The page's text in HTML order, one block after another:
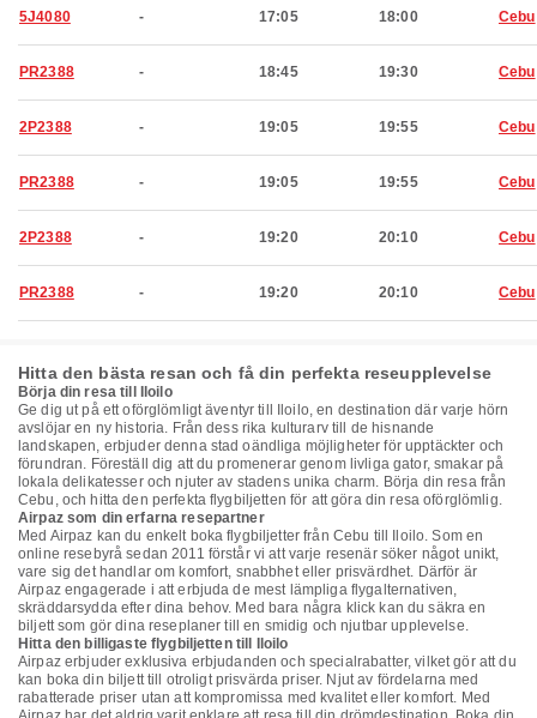
5J4080 - 17:05 18:00 Cebu
PR2388 - 18:45 19:30 Cebu
2P2388 - 19:05 19:55 Cebu
PR2388 - 19:05 19:55 Cebu
2P2388 - 19:20 20:10 Cebu
PR2388 - 19:20 20:10 Cebu
Hitta den bästa resan och få din perfekta reseupplevelse
Börja din resa till Iloilo
Ge dig ut på ett oförglömligt äventyr till Iloilo, en destination där varje hörn
avslöjar en ny historia. Från dess rika kulturarv till de hisnande
landskapen, erbjuder denna stad oändliga möjligheter för upptäckter och
förundran. Föreställ dig att du promenerar genom livliga gator, smakar på
lokala delikatesser och njuter av stadens unika charm. Börja din resa från
Cebu, och hitta den perfekta flygbiljetten för att göra din resa oförglömlig.
Airpaz som din erfarna resepartner
Med Airpaz kan du enkelt boka flygbiljetter från Cebu till Iloilo. Som en
online resebyrå sedan 2011 förstår vi att varje resenär söker något unikt,
vare sig det handlar om komfort, snabbhet eller prisvärdhet. Därför är
Airpaz engagerade i att erbjuda de mest lämpliga flygalternativen,
skräddarsydda efter dina behov. Med bara några klick kan du säkra en
biljett som gör dina reseplaner till en smidig och njutbar upplevelse.
Hitta den billigaste flygbiljetten till Iloilo
Airpaz erbjuder exklusiva erbjudanden och specialrabatter, vilket gör att du
kan boka din biljett till otroligt prisvärda priser. Njut av fördelarna med
rabatterade priser utan att kompromissa med kvalitet eller komfort. Med